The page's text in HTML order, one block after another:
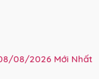
08/2026 Mới Nhất